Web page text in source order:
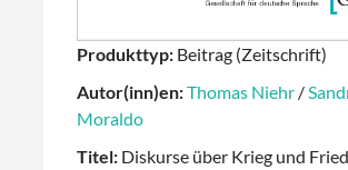
Produkttyp: Beitrag (Zeitschrift)
Autor(inn)en:Thomas Niehr /
Moraldo
Titel: Diskurse über Krieg und